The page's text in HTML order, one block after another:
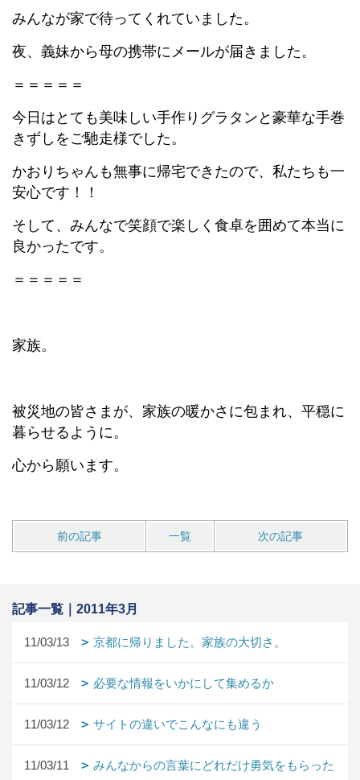
みんなが家で待ってくれていました。
夜、義妹から母の携帯にメールが届きました。
＝＝＝＝＝
今日はとても美味しい手作りグラタンと豪華な手巻
きずしをご馳走様でした。
かおりちゃんも無事に帰宅できたので、私たちも一
安心です！！
そして、みんなで笑顔で楽しく食卓を囲めて本当に
良かったです。
＝＝＝＝＝
家族。
被災地の皆さまが、家族の暖かさに包まれ、平穏に
暮らせるように。
心から願います。
前の記事 一覧 次の記事
記事一覧｜2011年3月
11/03/13 京都に帰りました。家族の大切さ。
11/03/12 必要な情報をいかにして集めるか
11/03/12 サイトの違いでこんなにも違う
11/03/11
みんなからの言葉にどれだけ勇気をもらった